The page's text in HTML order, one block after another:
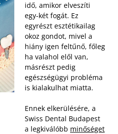
idő, amikor elveszíti
egy-két fogát. Ez
egyrészt esztétikailag
okoz gondot, mivel a
hiány igen feltűnő, főleg
ha valahol elől van,
másrészt pedig
egészségügyi probléma
is kialakulhat miatta.
Ennek elkerülésére, a
Swiss Dental Budapest
a legkiválóbb minőséget